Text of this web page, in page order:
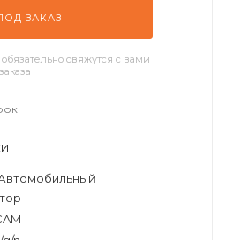
ЗАКАЗ
свяжутся с вами